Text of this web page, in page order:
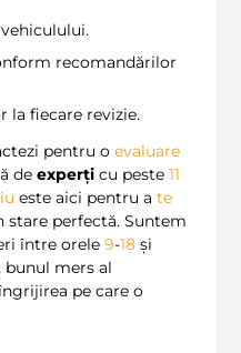
recomandărilor
la fiecare revizie.
pentru o evaluare
de experți cu peste 11
este aici pentru a te
perfectă. Suntem
între orele 9-18 și
bunul mers al
pe care o